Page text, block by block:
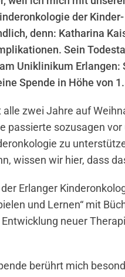
der
denn: Katharina
Sein
Uniklinikum
Spende in Höhe von
zwei Jahre auf
passierte sozusagen
zu
wissen wir hier, dass
Erlanger
und Lernen“ mit
neuer
berührt mich